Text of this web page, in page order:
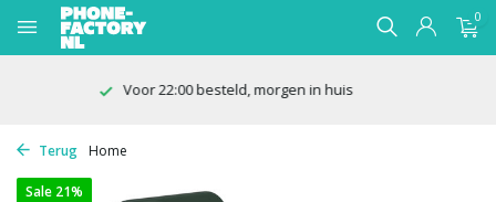
0
100 dagen bedenktijd
Terug Home
Sale 21%